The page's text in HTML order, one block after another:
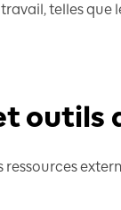
telles que
outils